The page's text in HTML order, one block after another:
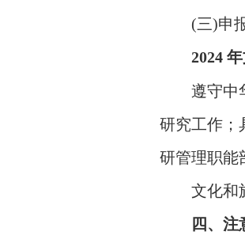
(三)申
2024
遵守中
研究工作；
研管理职能
文化和
四、注